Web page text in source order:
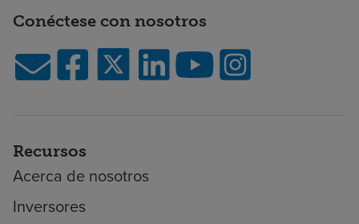
Conéctese con nosotros
Recursos
Acerca de nosotros
Inversores